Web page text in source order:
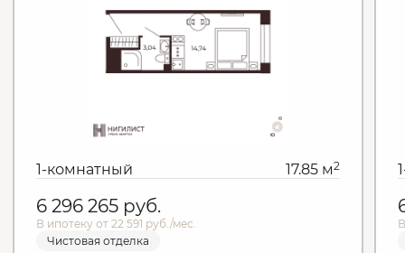
1-комнатный 17.85 м2
6 296 265 руб.
В ипотеку от 22 591 руб./мес.
Чистовая отделка